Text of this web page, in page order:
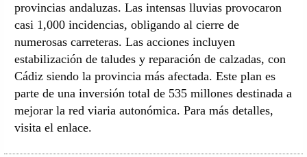
provincias andaluzas. Las intensas lluvias provocaron
casi 1,000 incidencias, obligando al cierre de
numerosas carreteras. Las acciones incluyen
estabilización de taludes y reparación de calzadas, con
Cádiz siendo la provincia más afectada. Este plan es
parte de una inversión total de 535 millones destinada a
mejorar la red viaria autonómica. Para más detalles,
visita el enlace.